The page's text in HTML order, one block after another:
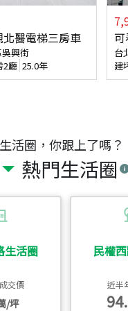
活圈，你跟上了嗎？
熱門生活圈
生活圈
交價
/坪
民權
近半
北醫電梯三房車
興街
2廳 25.0年
台
建